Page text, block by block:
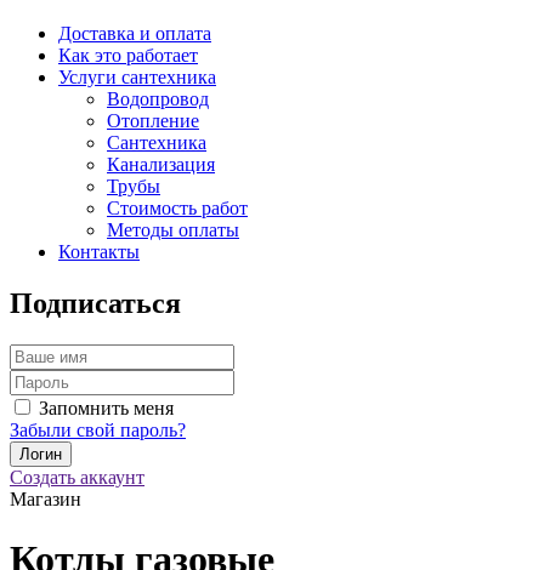
Доставка и оплата
Как это работает
Услуги сантехника
Водопровод
Отопление
Сантехника
Канализация
Трубы
Стоимость работ
Методы оплаты
Контакты
Подписаться
Запомнить меня
Забыли свой пароль?
Создать аккаунт
Магазин
Котлы газовые